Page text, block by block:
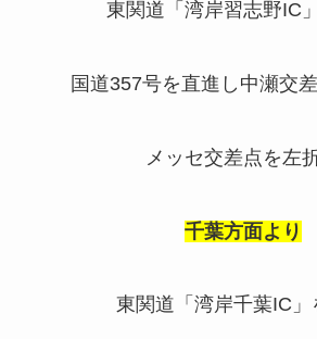
東関道「湾岸習志野IC
国道357号を直進し中瀬交差
メッセ交差点を左折
千葉方面より
東関道「湾岸千葉IC」